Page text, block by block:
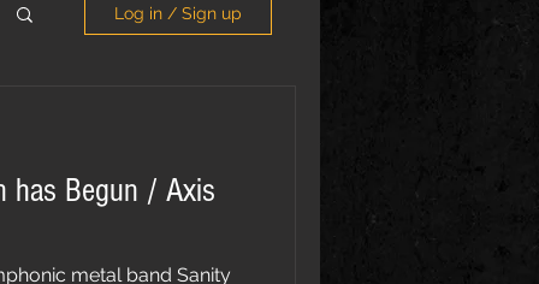
Log in / Sign up
has Begun / Axis
metal band Sanity